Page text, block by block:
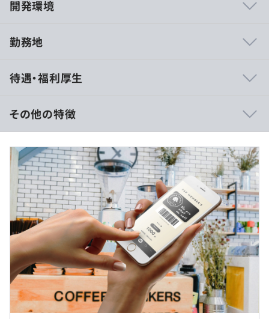
開発環境
・LINEアプリと連携したデジタルクーポン発行システム
・オンラインマラソンサービス
・フードデリバリーアプリ
◼️自社プロダクト事業
Skill-Repo クラウド型スキルシート管理サービス
OneStack リアル店舗を持つ事業者向け店舗DXソリュー
ション
Climis インターネット診療予約サービス
◾️社員同士の交流が活発で、新しい技術にどんどんチャレ
ンジしていく社風があります。
◾️書籍や資格の取得も業務に必要なものであれば、全額支
援をしております。
勤務地
待遇・福利厚生
■賃金形態：月給
■賃金の決定方法：当社規定により決定
■月給：274,055円〜428,378円（固定残業代を含む）
■基本給：221,480円～346,500円
■固定残業代：30時間分、52,575円～82,238円（超過分
は別途支給）
※経験・能力を考慮の上、当社規定により決定いたしま
す。
その他の特徴